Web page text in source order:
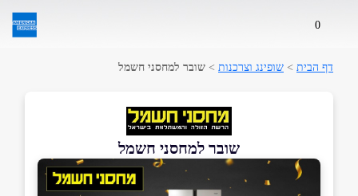
0
דף הבית > שופינג וצרכנות > שובר למחסני חשמל
שובר למחסני חשמל